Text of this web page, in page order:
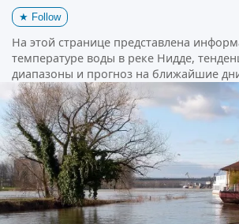
★ Follow
На этой странице представлена
температуре воды в реке Нидде,
диапазоны и прогноз на ближайшие